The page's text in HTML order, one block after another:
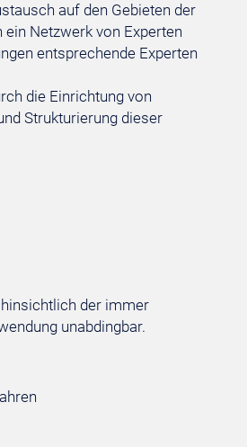
auf den Gebieten der
Netzwerk von Experten
entsprechende Experten
die Einrichtung von
Strukturierung dieser
der immer
unabdingbar.